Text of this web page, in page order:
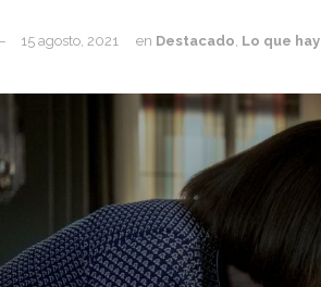
15 agosto, 2021 en Destacado Lo que hay,